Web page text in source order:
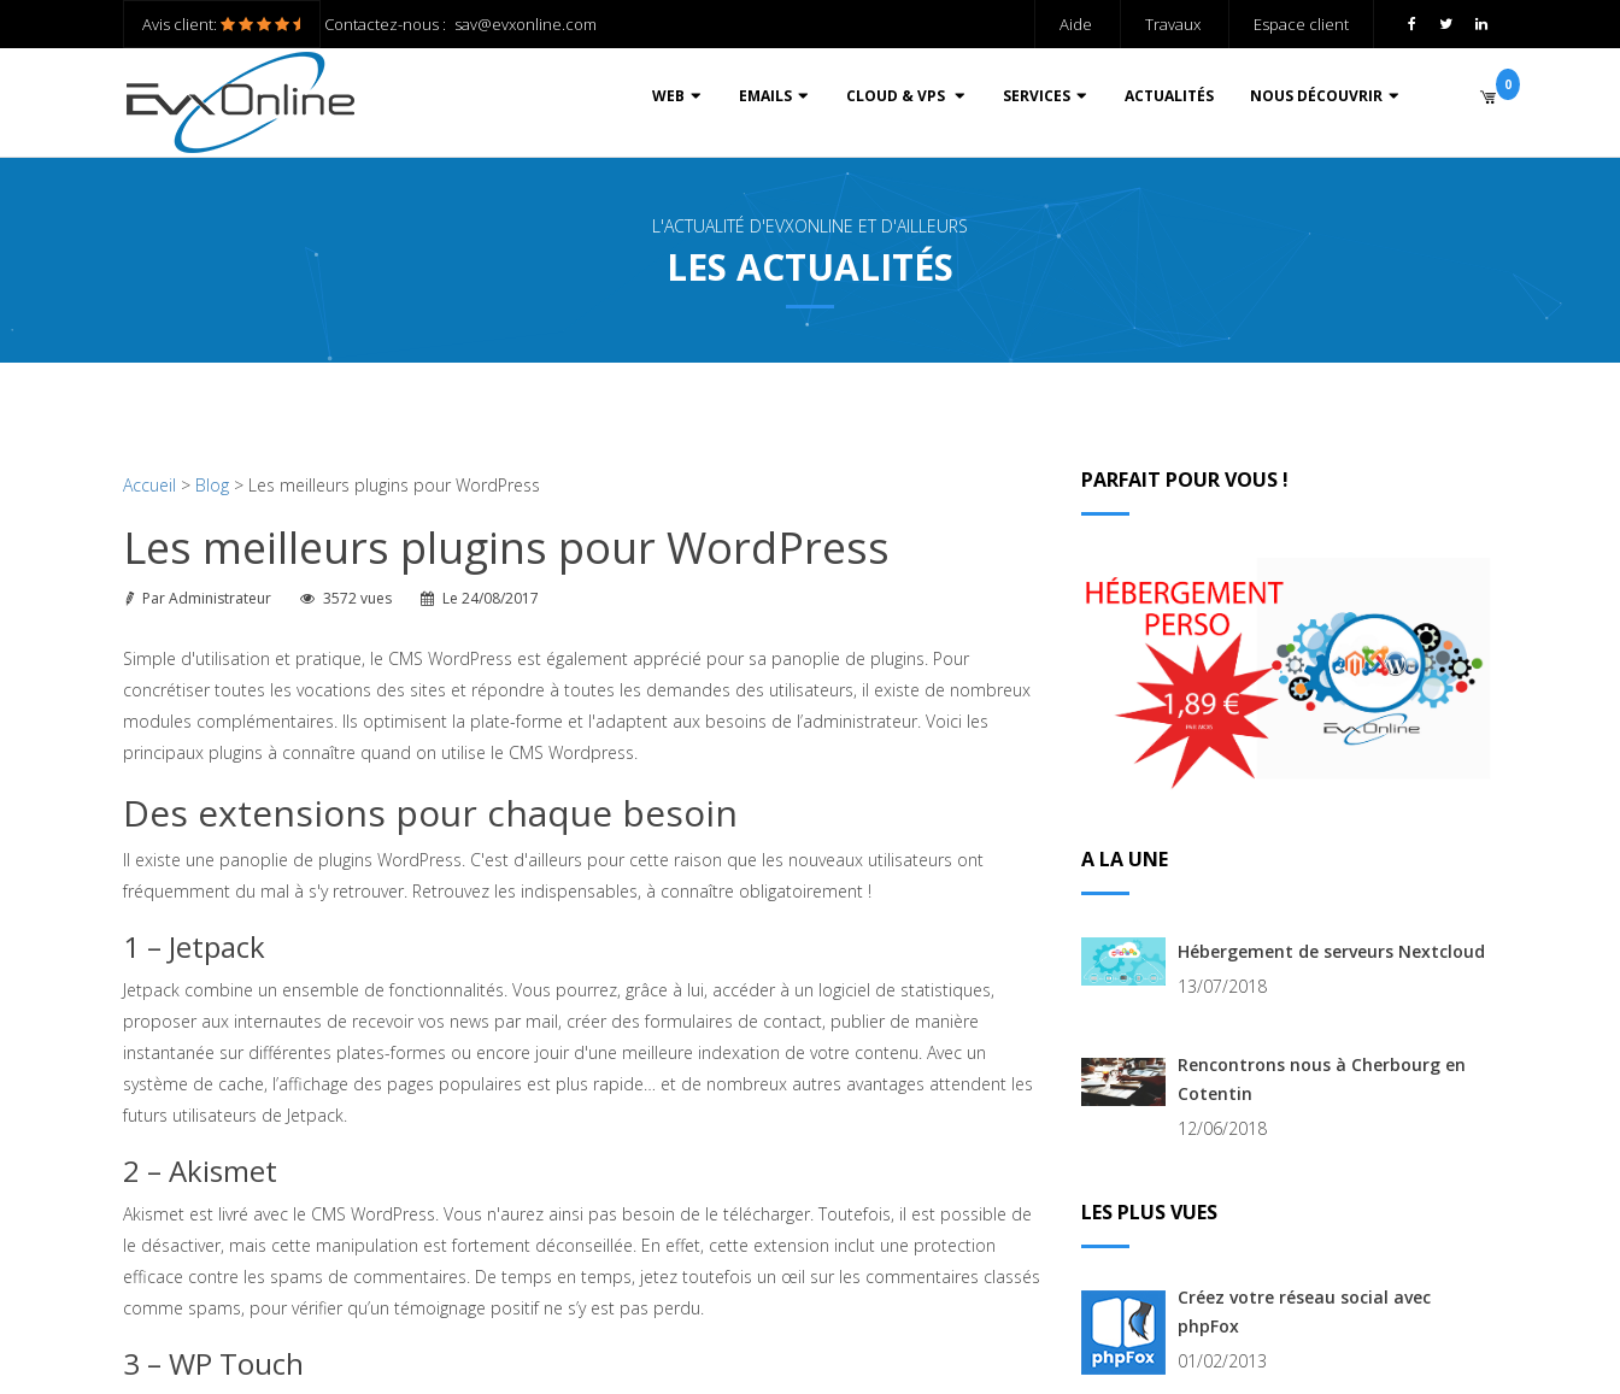
Avis client: Contactez-nous : sav@evxonline.com Aide Travaux Espace client
WEB EMAILS CLOUD & VPS SERVICES ACTUALITÉS NOUS DÉCOUVRIR
0
L'ACTUALITÉ D'EVXONLINE ET D'AILLEURS
LES ACTUALITÉS
Accueil > Blog > Les meilleurs plugins pour WordPress
Les meilleurs plugins pour WordPress
ParAdministrateur 3572 vues Le 24/08/2017
Simple d'utilisation et pratique, le CMS WordPress est également apprécié pour sa panoplie de plugins. Pour
concrétiser toutes les vocations des sites et répondre à toutes les demandes des utilisateurs, il existe de nombreux
modules complémentaires. Ils optimisent la plate-forme et l'adaptent aux besoins de l’administrateur. Voici les
principaux plugins à connaître quand on utilise le CMS Wordpress.
Des extensions pour chaque besoin
Il existe une panoplie de plugins WordPress. C'est d'ailleurs pour cette raison que les nouveaux utilisateurs ont
fréquemment du mal à s'y retrouver. Retrouvez les indispensables, à connaître obligatoirement !
1 – Jetpack
Jetpack combine un ensemble de fonctionnalités. Vous pourrez, grâce à lui, accéder à un logiciel de statistiques,
proposer aux internautes de recevoir vos news par mail, créer des formulaires de contact, publier de manière
instantanée sur différentes plates-formes ou encore jouir d'une meilleure indexation de votre contenu. Avec un
système de cache, l’affichage des pages populaires est plus rapide… et de nombreux autres avantages attendent les
futurs utilisateurs de Jetpack.
2 – Akismet
Akismet est livré avec le CMS WordPress. Vous n'aurez ainsi pas besoin de le télécharger. Toutefois, il est possible de
le désactiver, mais cette manipulation est fortement déconseillée. En effet, cette extension inclut une protection
efficace contre les spams de commentaires. De temps en temps, jetez toutefois un œil sur les commentaires classés
comme spams, pour vérifier qu’un témoignage positif ne s’y est pas perdu.
3 – WP Touch
PARFAIT POUR VOUS !
A LA UNE
Hébergement de serveurs Nextcloud
13/07/2018
Rencontrons nous à Cherbourg en
Cotentin
12/06/2018
LES PLUS VUES
Créez votre réseau social avec
phpFox
01/02/2013